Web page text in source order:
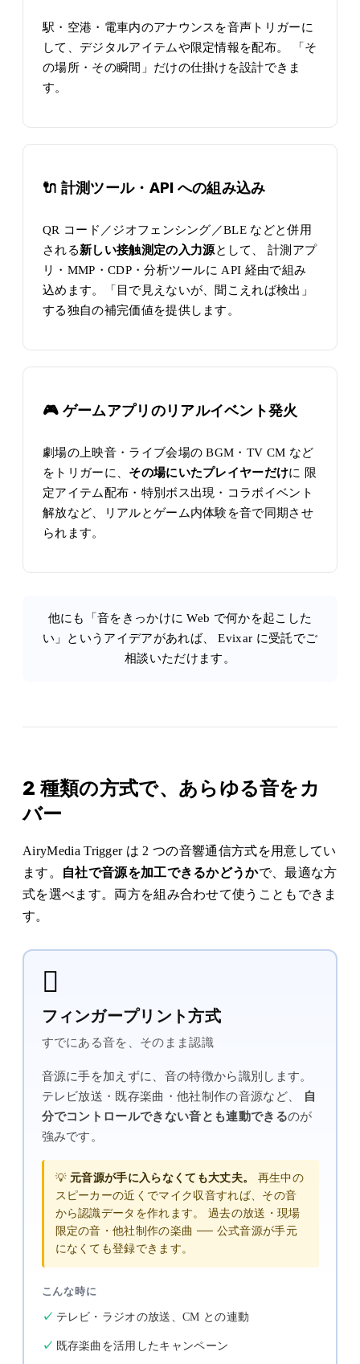
駅・空港・電車内のアナウンスを音声トリガーに
して、デジタルアイテムや限定情報を配布。 「そ
の場所・その瞬間」だけの仕掛けを設計できま
す。
🔌 計測ツール・API への組み込み
QR コード／ジオフェンシング／BLE などと併用
される新しい接触測定の入力源として、 計測アプ
リ・MMP・CDP・分析ツールに API 経由で組み
込めます。「目で見えないが、聞こえれば検出」
する独自の補完価値を提供します。
🎮 ゲームアプリのリアルイベント発火
劇場の上映音・ライブ会場の BGM・TV CM など
をトリガーに、 その場にいたプレイヤーだけに 限
定アイテム配布・特別ボス出現・コラボイベント
解放など、リアルとゲーム内体験を音で同期させ
られます。
他にも「音をきっかけに Web で何かを起こした
い」というアイデアがあれば、Evixar に受託でご
相談いただけます。
2 種類の方式で、あらゆる音をカ
バー
AiryMedia Trigger は 2 つの音響通信方式を用意してい
ます。
自社で音源を加工できるかどうかで、最適な方
式を選べます。両方を組み合わせて使うこともできま
す。
🫆
フィンガープリント方式
すでにある音を、そのまま認識
音源に手を加えずに、音の特徴から識別します。
テレビ放送・既存楽曲・他社制作の音源など、
自
分でコントロールできない音とも連動できるのが
強みです。
💡 元音源が手に入らなくても大丈夫。
再生中の
スピーカーの近くでマイク収音すれば、その音
から認識データを作れます。 過去の放送・現場
限定の音・他社制作の楽曲 ── 公式音源が手元
になくても登録できます。
こんな時に
テレビ・ラジオの放送、CM との連動
既存楽曲を活用したキャンペーン